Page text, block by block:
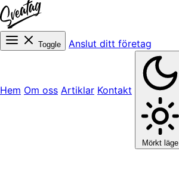
Toggle Anslut ditt företag
Hem Om oss Artiklar Kontakt
Mörkt läge